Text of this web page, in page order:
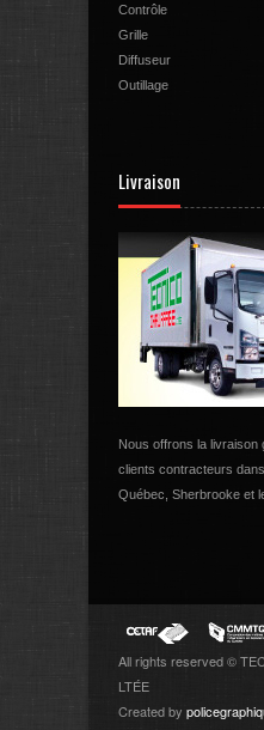
Contrôle
Grille
Diffuseur
Outillage
Livraison
Nous offrons la livraison
clients contracteurs
Québec, Sherbrooke et
All rights reserved ©
LTÉE
Created by